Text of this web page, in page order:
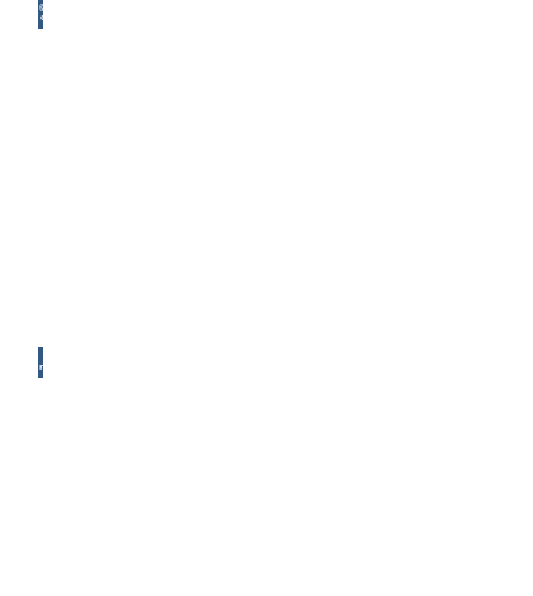
© Nic
ole Fr
ns Bu